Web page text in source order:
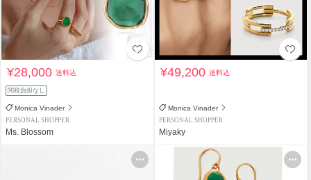
¥28,000送料込
関税負担なし
Monica Vinader
PERSONAL SHOPPER
Ms. Blossom
¥49,200送料込
Monica Vinader
PERSONAL SHOPPER
Miyaky